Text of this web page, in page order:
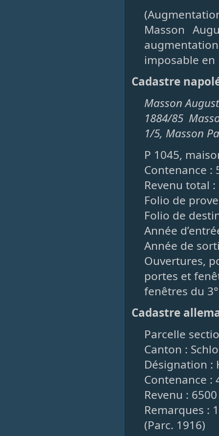
Masson
imposable en
Cadastre
Masson
1884/85
1/5, Masson
P 1045,
Contenance :
Revenu total
Folio de
Folio de
Année
Année de
Ouvertures,
portes et
fenêtres du
Cadastre
Parcelle
Canton :
Désignation :
Contenance :
Revenu :
Remarques :
(Parc. 1916)